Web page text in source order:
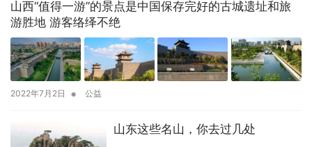
山西“值得一游”的景点是中国保存完好的古城遗址和旅
游胜地 游客络绎不绝
2022年7月2日 • 公益
山东这些名山，你去过几处